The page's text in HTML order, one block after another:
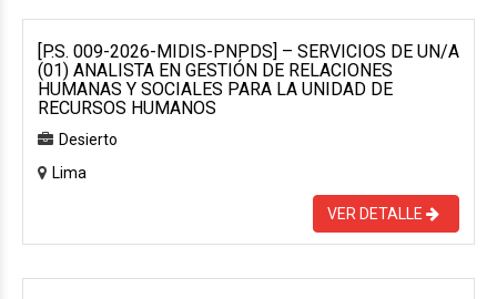
[P.S. 009-2026-MIDIS-PNPDS] – SERVICIOS DE UN/A
(01) ANALISTA EN GESTIÓN DE RELACIONES
HUMANAS Y SOCIALES PARA LA UNIDAD DE
RECURSOS HUMANOS
Desierto
Lima
VER DETALLE